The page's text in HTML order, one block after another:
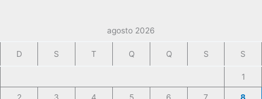
agosto 2026
D S T Q Q S S
1